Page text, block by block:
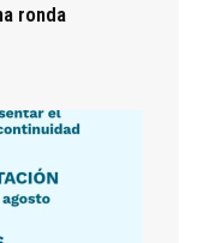
ronda